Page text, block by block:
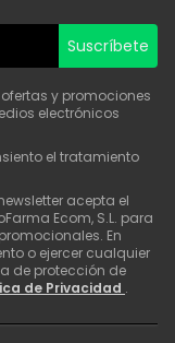
Suscríbete
y promociones
electrónicos
el tratamiento
acepta el
Ecom, S.L. para
En
o ejercer cualquier
de protección de
de Privacidad .